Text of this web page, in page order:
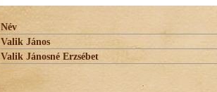
Név
Valik János
Valik Jánosné Erzsébet